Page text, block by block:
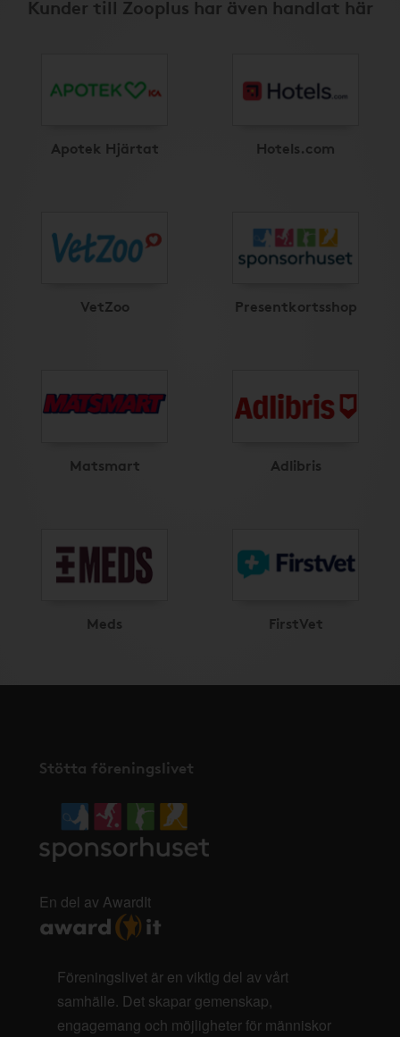
Kunder till Zooplus har även handlat här
Apotek Hjärtat Hotels.com
VetZoo Presentkortsshop
Matsmart Adlibris
Meds FirstVet
Stötta föreningslivet
En del av AwardIt
Föreningslivet är en viktig del av vårt
samhälle. Det skapar gemenskap,
engagemang och möjligheter för människor